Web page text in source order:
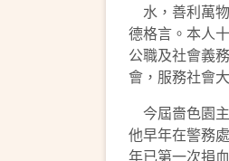
水，善利萬
德格言。本人
公職及社會義
會，服務社會
今屆嗇色園
他早年在警務
年已第一次捐